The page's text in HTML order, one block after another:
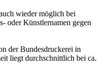
wieder möglich bei
oder Künstlernamen gegen
der Bundesdruckerei in
liegt durchschnittlich bei ca.